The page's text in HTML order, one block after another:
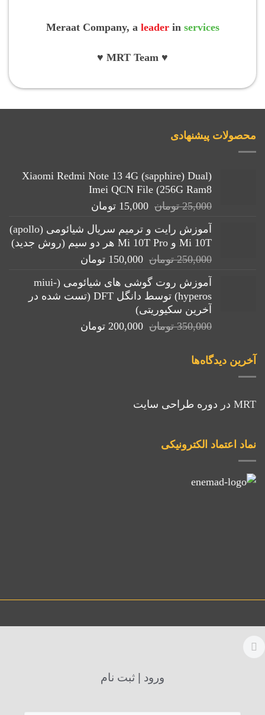
Meraat Company, a leaderin services
♥ MRT Team ♥
محصولات پیشنهادی
(Xiaomi Redmi Note 13 4G (sapphire) Dual
Imei QCN File (256G Ram8
25,000 تومان قیمت
25,000 تومان
بود.
15,000 تومان
15,000 تومان.
آموزش رایت و ترمیم سریال شیائومی (apollo)
Mi 10T و Mi 10T Pro هر دو سیم (روش جدید)
250,000 تومان قیمت
250,000 تومان
بود.
150,000 تومان
150,000 تومان.آموزش روت گوشی های شیائومی (miui-
hyperos) توسط دانگل DFT (تست شده در
آخرین سکیوریتی)
350,000 تومان قیمت
200,000 تومان
آخرین دیدگاه‌ها
MRT در دوره طراحی سایت
نماد اعتماد الکترونیکی
ورود | ثبت نام